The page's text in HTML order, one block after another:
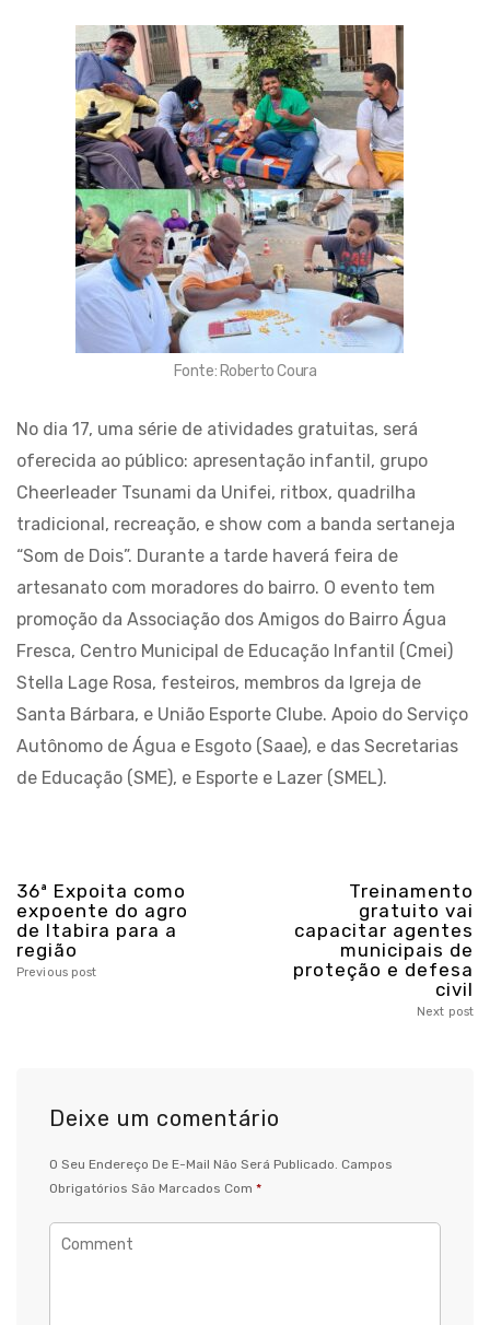
Fonte: Roberto Coura
No dia 17, uma série de atividades gratuitas, será
oferecida ao público: apresentação infantil, grupo
Cheerleader Tsunami da Unifei, ritbox, quadrilha
tradicional, recreação, e show com a banda sertaneja
“Som de Dois”. Durante a tarde haverá feira de
artesanato com moradores do bairro. O evento tem
promoção da Associação dos Amigos do Bairro Água
Fresca, Centro Municipal de Educação Infantil (Cmei)
Stella Lage Rosa, festeiros, membros da Igreja de
Santa Bárbara, e União Esporte Clube. Apoio do Serviço
Autônomo de Água e Esgoto (Saae), e das Secretarias
de Educação (SME), e Esporte e Lazer (SMEL).
36ª Expoita como
expoente do agro
de Itabira para a
região
Previous post
Treinamento
gratuito vai
capacitar agentes
municipais de
proteção e defesa
civil
Next post
Deixe um comentário
O Seu Endereço De E-Mail Não Será Publicado. Campos
Obrigatórios São Marcados Com *